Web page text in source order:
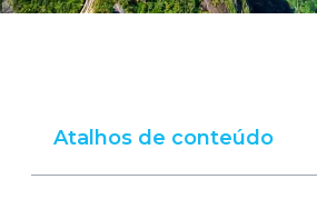
Atalhos de conteúdo